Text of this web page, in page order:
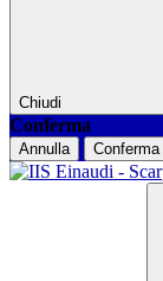
Chiudi
Conferma
Annulla Conferma